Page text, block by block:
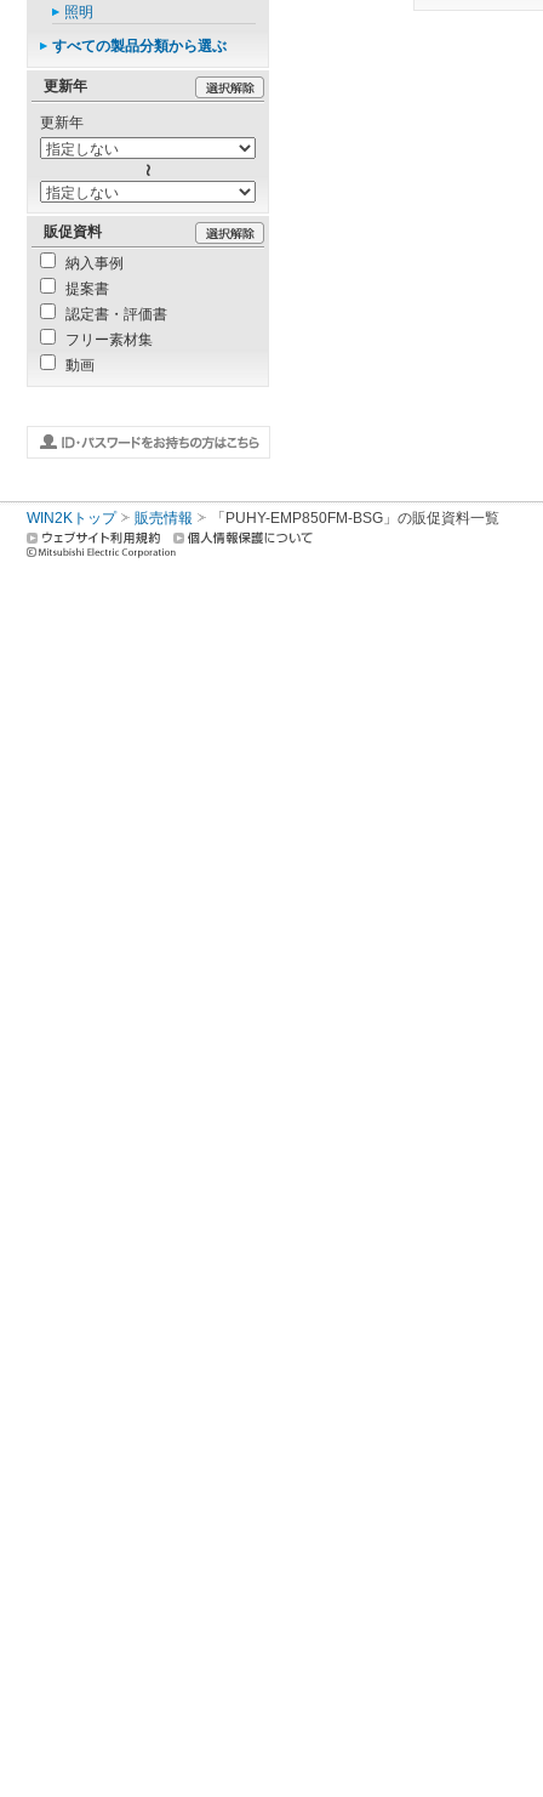
照明
すべての製品分類から選ぶ
更新年
更新年
販促資料
納入事例
提案書
認定書・評価書
フリー素材集
動画
WIN2Kトップ 販売情報 「PUHY-EMP850FM-BSG」の販促資料一覧